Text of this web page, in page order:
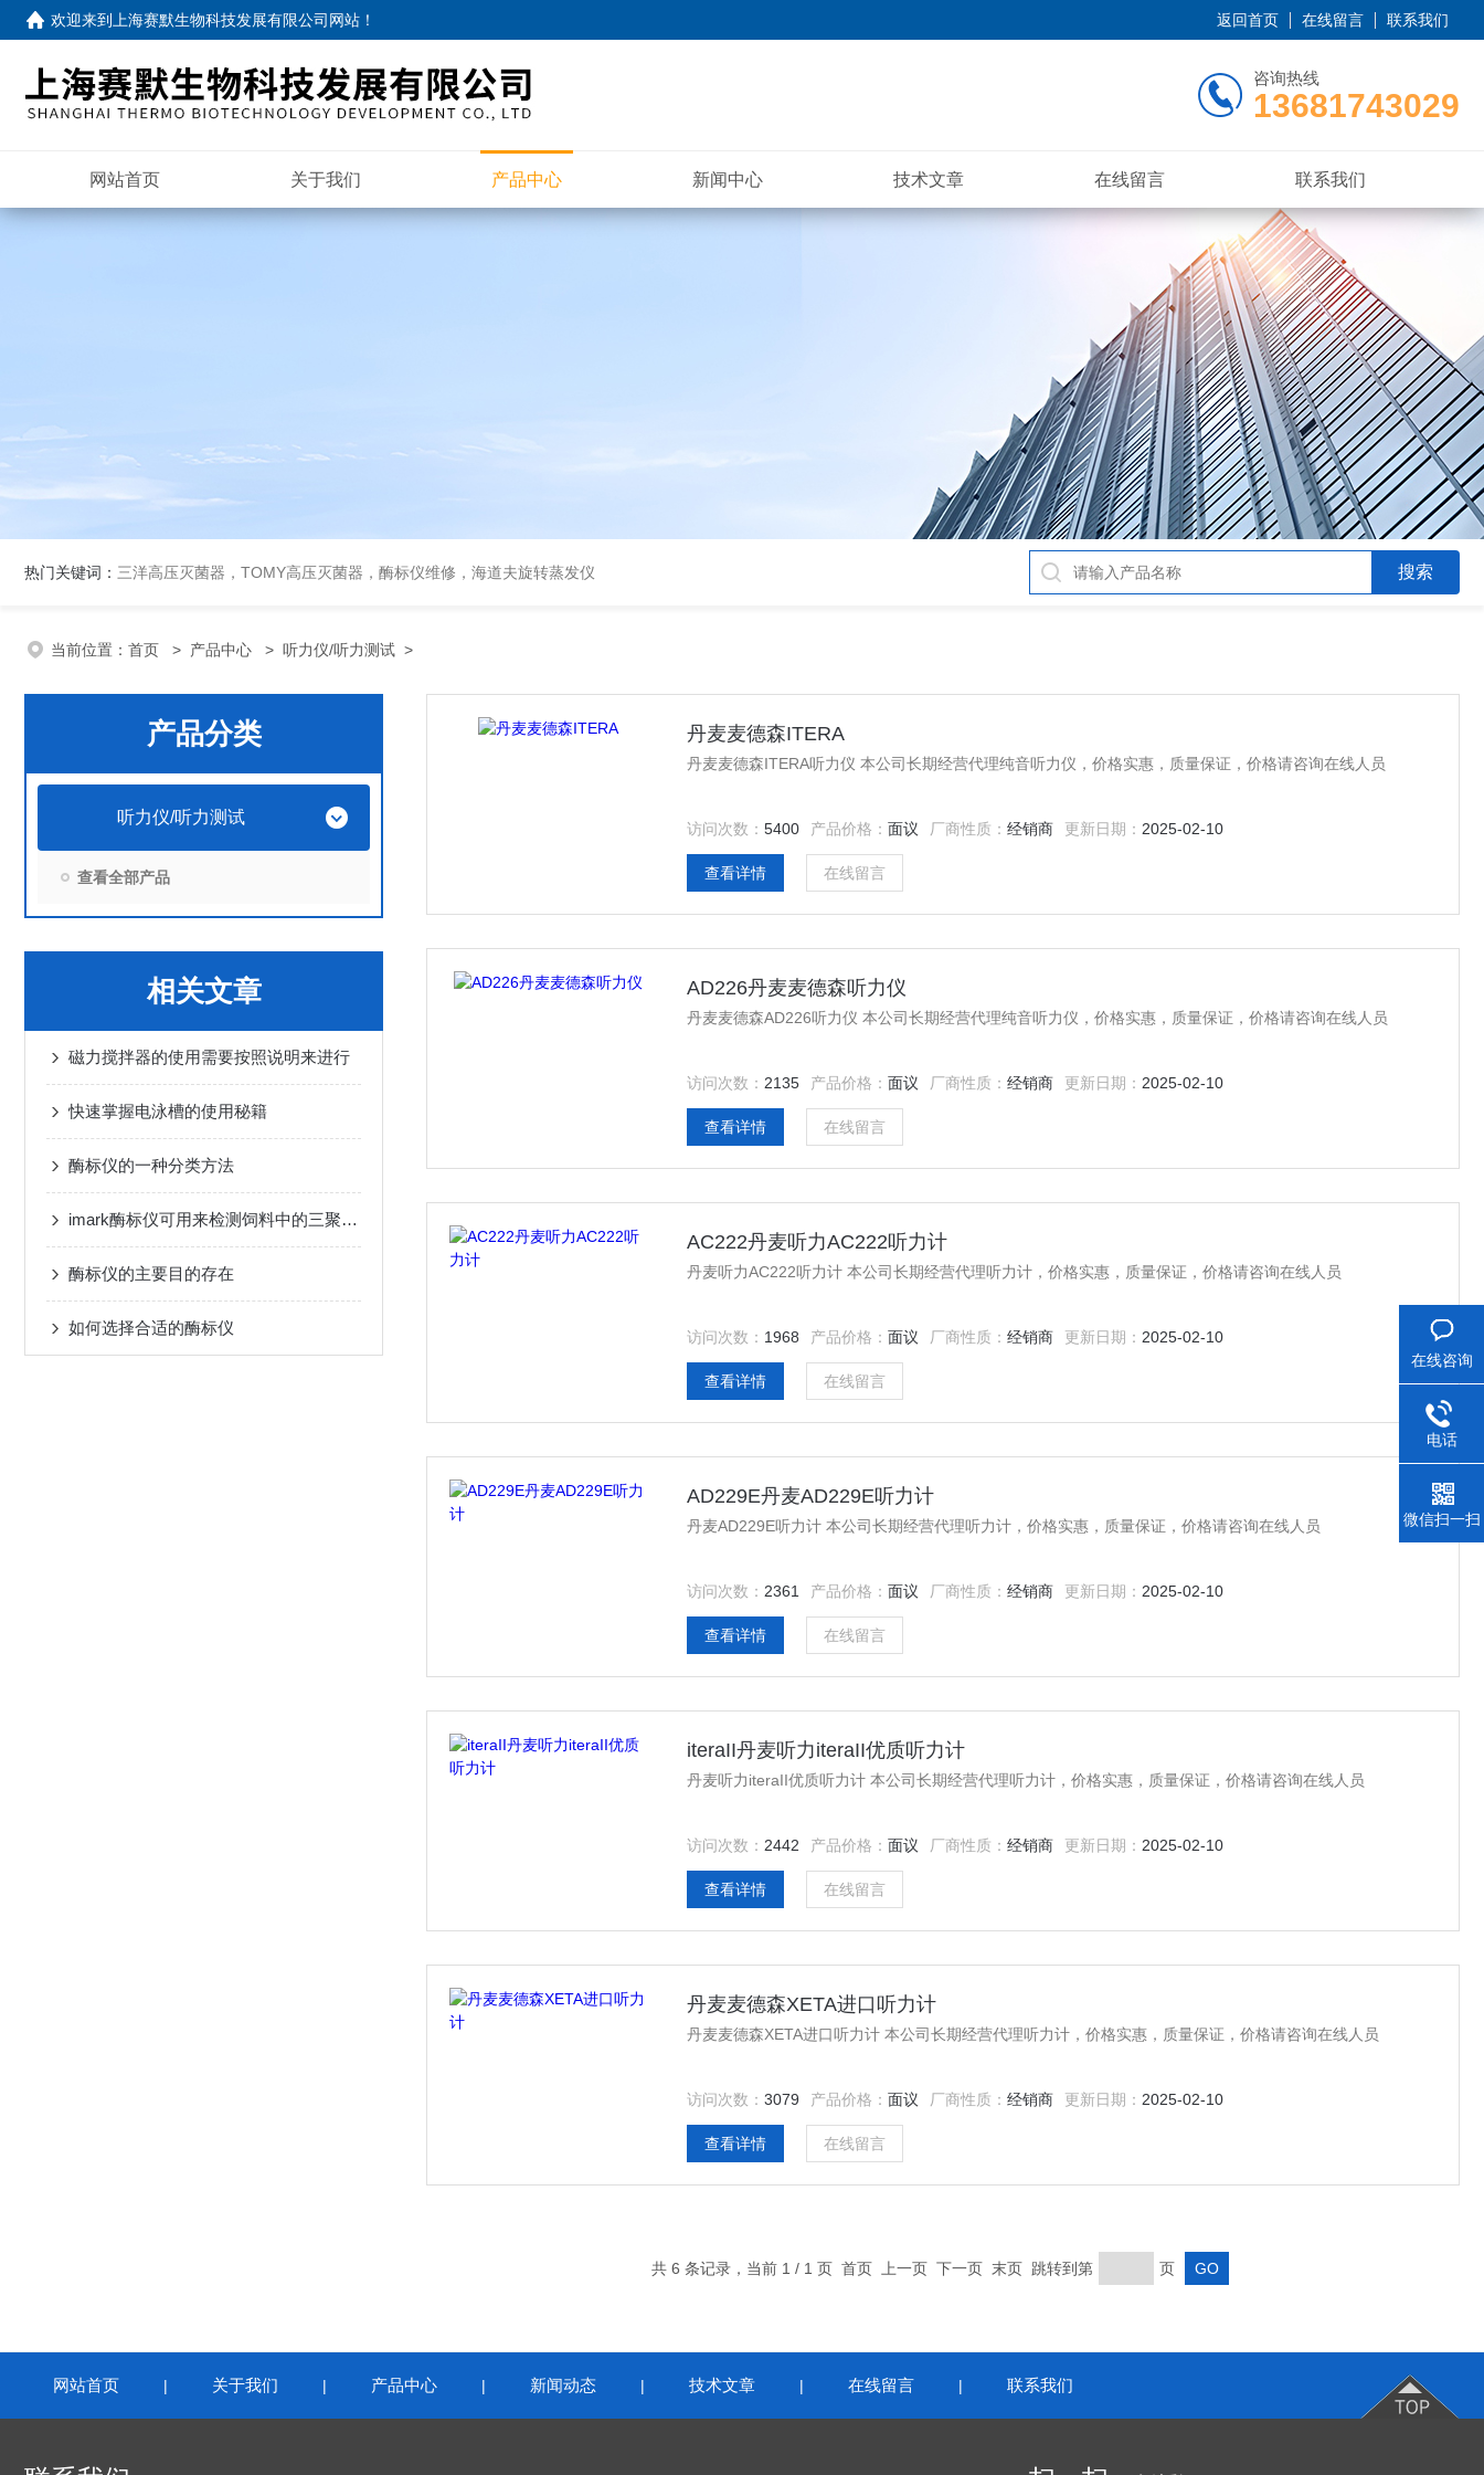
欢迎来到 上海赛默生物科技发展有限公司网站 ！ 返回首页 在线留言 联系我们
咨询热线
13681743029
网站首页 关于我们 产品中心 新闻中心 技术文章 在线留言 联系我们
热门关键词： 三洋高压灭菌器，TOMY高压灭菌器，酶标仪维修，海道夫旋转蒸发仪
当前位置： 首页 > 产品中心 > 听力仪/听力测试 >
产品分类
听力仪/听力测试
查看全部产品
相关文章
磁力搅拌器的使用需要按照说明来进行
快速掌握电泳槽的使用秘籍
酶标仪的一种分类方法
imark酶标仪可用来检测饲料中的三聚氰胺
酶标仪的主要目的存在
如何选择合适的酶标仪
丹麦麦德森ITERA
丹麦麦德森ITERA听力仪 本公司长期经营代理纯音听力仪，价格实惠，质量保证，价格请咨询在线人员
访问次数： 5400 产品价格： 面议 厂商性质： 经销商 更新日期： 2025-02-10
查看详情 在线留言
AD226丹麦麦德森听力仪
丹麦麦德森AD226听力仪 本公司长期经营代理纯音听力仪，价格实惠，质量保证，价格请咨询在线人员
访问次数： 2135 产品价格： 面议 厂商性质： 经销商 更新日期： 2025-02-10
查看详情 在线留言
AC222丹麦听力AC222听力计
丹麦听力AC222听力计 本公司长期经营代理听力计，价格实惠，质量保证，价格请咨询在线人员
访问次数： 1968 产品价格： 面议 厂商性质： 经销商 更新日期： 2025-02-10
查看详情 在线留言
AD229E丹麦AD229E听力计
丹麦AD229E听力计 本公司长期经营代理听力计，价格实惠，质量保证，价格请咨询在线人员
访问次数： 2361 产品价格： 面议 厂商性质： 经销商 更新日期： 2025-02-10
查看详情 在线留言
iteraII丹麦听力iteraII优质听力计
丹麦听力iteraII优质听力计 本公司长期经营代理听力计，价格实惠，质量保证，价格请咨询在线人员
访问次数： 2442 产品价格： 面议 厂商性质： 经销商 更新日期： 2025-02-10
查看详情 在线留言
丹麦麦德森XETA进口听力计
丹麦麦德森XETA进口听力计 本公司长期经营代理听力计，价格实惠，质量保证，价格请咨询在线人员
访问次数： 3079 产品价格： 面议 厂商性质： 经销商 更新日期： 2025-02-10
查看详情 在线留言
共 6 条记录，当前 1 / 1 页 首页 上一页 下一页 末页 跳转到第 页
网站首页 | 关于我们 | 产品中心 | 新闻动态 | 技术文章 | 在线留言 | 联系我们
在线咨询
电话
微信扫一扫